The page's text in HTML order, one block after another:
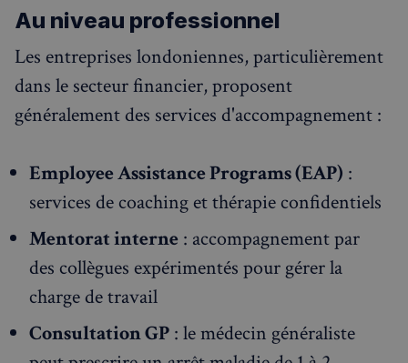
Au niveau professionnel
Les entreprises londoniennes, particulièrement
dans le secteur financier, proposent
généralement des services d'accompagnement :
Employee Assistance Programs (EAP) :
services de coaching et thérapie confidentiels
Mentorat interne : accompagnement par
des collègues expérimentés pour gérer la
charge de travail
Consultation GP : le médecin généraliste